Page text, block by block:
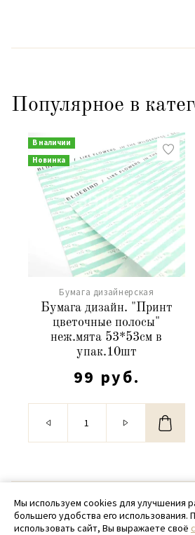
Популярное в
В наличии
Новинка
Бумага дизайнерская
Бумага дизайн. "Принт
цветочные полосы"
неж.мята 53*53см в
упак.10шт
99 руб.
© 2020 - 2026
+ 7 (918) 699-
Мы используем cookies для улучшения
большего удобства его использования.
использовать сайт, Вы выражаете своё